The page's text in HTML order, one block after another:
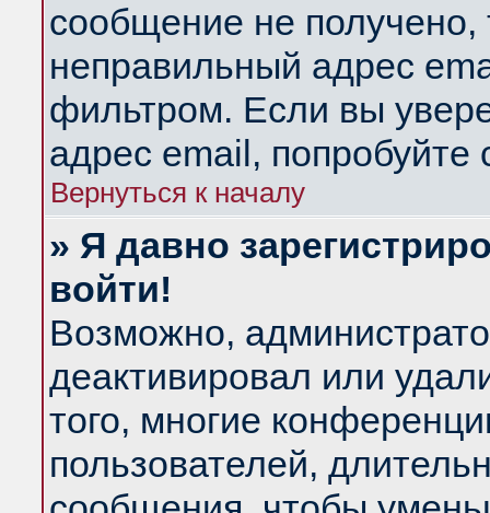
сообщение не получено,
неправильный адрес
фильтром. Если вы
адрес email, попробуйте
Вернуться к началу
» Я давно
войти!
Возможно,
деактивировал или
того, многие
пользователей,